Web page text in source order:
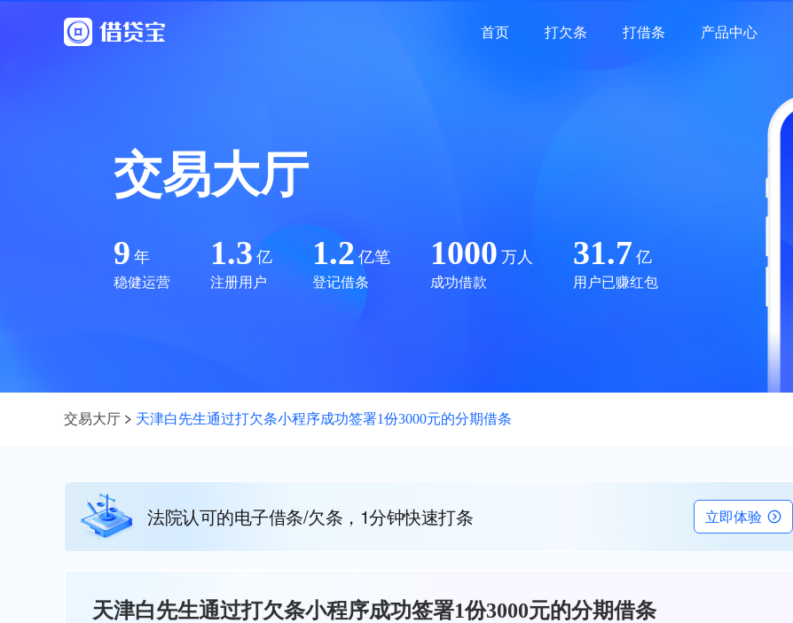
首页 打欠条 打借条 产品中心
交易大厅
9 年
稳健运营
1.3 亿
注册用户
1.2 亿笔
登记借条
1000 万人
成功借款
31.7 亿
用户已赚红包
交易大厅 天津白先生通过打欠条小程序成功签署1份3000元的分期借条
法院认可的电子借条/欠条，1分钟快速打条 立即体验
天津白先生通过打欠条小程序成功签署1份3000元的分期借条